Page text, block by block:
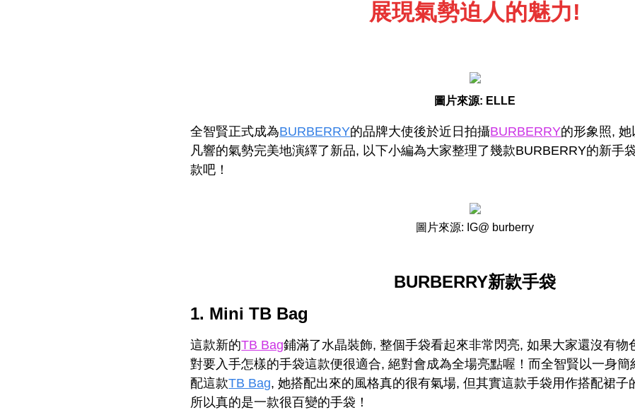
展現氣勢迫人的魅力!
圖片來源: ELLE
全智賢正式成為BURBERRY的品牌大使後於近日拍攝BURBERRY的形象照, 她
凡響的氣勢完美地演繹了新品, 以下小編為大家整理了幾款BURBERRY的新手
款吧！
圖片來源: IG@ burberry
BURBERRY新款手袋
1. Mini TB Bag
這款新的TB Bag鋪滿了水晶裝飾, 整個手袋看起來非常閃亮, 如果大家還沒有物
對要入手怎樣的手袋這款便很適合, 絕對會成為全場亮點喔！而全智賢以一身簡
配這款TB Bag, 她搭配出來的風格真的很有氣場, 但其實這款手袋用作搭配裙子
所以真的是一款很百變的手袋！